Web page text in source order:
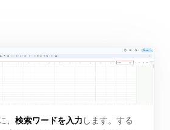
、 検索ワードを入力 します。する